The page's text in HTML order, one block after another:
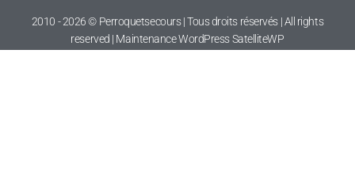
2010 - 2026 © Perroquetsecours | Tous droits réservés | All rights
reserved | Maintenance WordPressSatelliteWP